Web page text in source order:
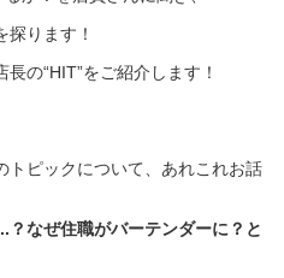
ります！
の“HIT”をご紹介します！
トピックについて、あれこれお話
なぜ住職がバーテンダーに？と